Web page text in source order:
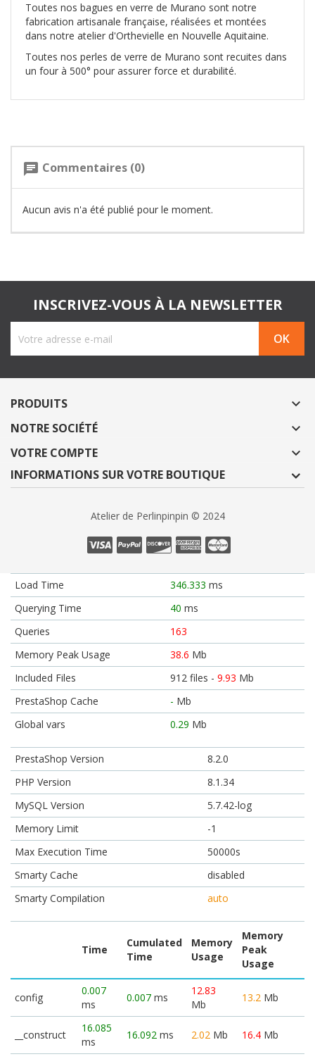
Toutes nos bagues en verre de Murano sont notre
fabrication artisanale française, réalisées et montées
dans notre atelier d'Orthevielle en Nouvelle Aquitaine.
Toutes nos perles de verre de Murano sont recuites dans
un four à 500° pour assurer force et durabilité.
chat Commentaires (0)
Aucun avis n'a été publié pour le moment.
INSCRIVEZ-VOUS À LA NEWSLETTER
PRODUITS 
NOTRE SOCIÉTÉ 
VOTRE COMPTE 
INFORMATIONS SUR VOTRE BOUTIQUE
Atelier de Perlinpinpin © 2024
Load Time 346.333 ms
Querying Time
40 ms
Queries
163
Memory Peak Usage
38.6 Mb
Included Files
912 files -9.93 Mb
PrestaShop Cache
- Mb
Global vars
0.29 Mb
PrestaShop Version
8.2.0
PHP Version
8.1.34
MySQL Version
5.7.42-log
Memory Limit
-1
Max Execution Time
50000s
Smarty Cache
disabled
Smarty Compilation
auto
Time
Cumulated
Time
Memory
Usage
Memory
Peak
Usage
config
0.007
ms
0.007 ms
12.83
Mb
13.2 Mb
__construct
16.085
ms
16.092 ms 2.02 Mb 16.4 Mb